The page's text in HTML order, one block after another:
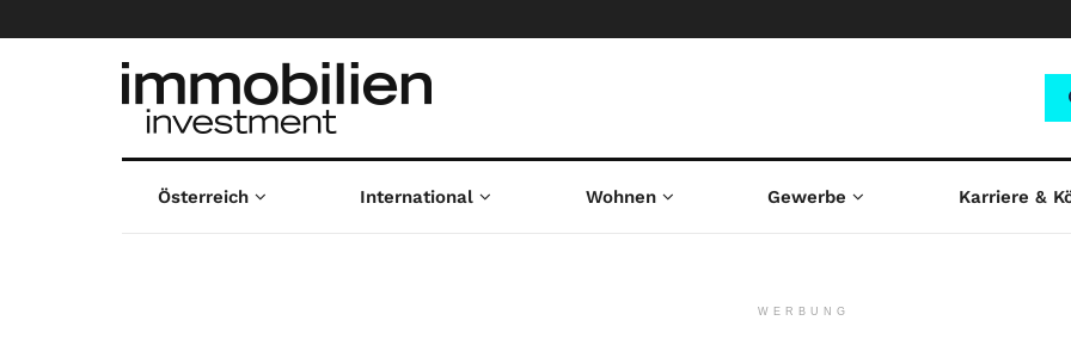
Österreich International Wohnen Gewerbe Karriere &
WERBUNG